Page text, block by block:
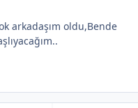
arkadaşım oldu,Bende